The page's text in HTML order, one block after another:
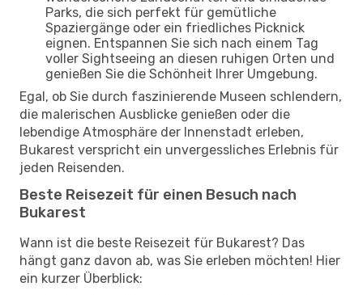
Parks, die sich perfekt für gemütliche
Spaziergänge oder ein friedliches Picknick
eignen. Entspannen Sie sich nach einem Tag
voller Sightseeing an diesen ruhigen Orten und
genießen Sie die Schönheit Ihrer Umgebung.
Egal, ob Sie durch faszinierende Museen schlendern,
die malerischen Ausblicke genießen oder die
lebendige Atmosphäre der Innenstadt erleben,
Bukarest verspricht ein unvergessliches Erlebnis für
jeden Reisenden.
Beste Reisezeit für einen Besuch nach
Bukarest
Wann ist die beste Reisezeit für Bukarest? Das
hängt ganz davon ab, was Sie erleben möchten! Hier
ein kurzer Überblick: